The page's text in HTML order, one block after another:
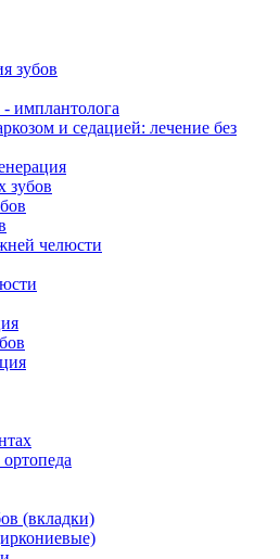
зубов
- имплантолога
и седацией: лечение без
зубов
челюсти
(вкладки)